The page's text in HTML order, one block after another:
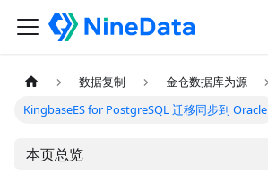
数据复制
金仓数据库为源
KingbaseES for PostgreSQL 迁移同步到 Oracle
本页总览